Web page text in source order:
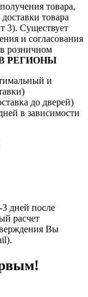
товара,
товара
3). Существует
и согласования
розничном
РЕГИОНЫ
и
до дверей)
в зависимости
дней после
расчет
Вы